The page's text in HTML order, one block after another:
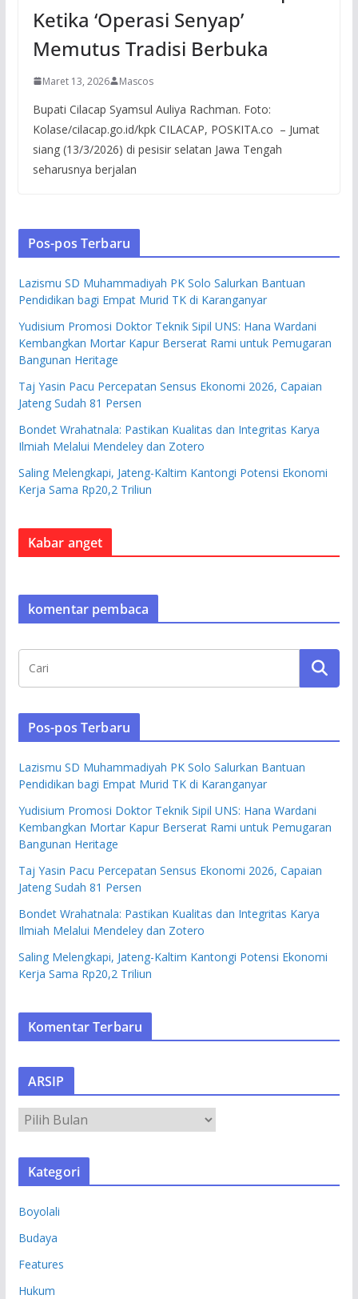
Ketika ‘Operasi Senyap’
Memutus Tradisi Berbuka
Maret 13, 2026 Mascos
Bupati Cilacap Syamsul Auliya Rachman. Foto:
Kolase/cilacap.go.id/kpk CILACAP, POSKITA.co – Jumat
siang (13/3/2026) di pesisir selatan Jawa Tengah
seharusnya berjalan
Pos-pos Terbaru
Lazismu SD Muhammadiyah PK Solo Salurkan Bantuan
Pendidikan bagi Empat Murid TK di Karanganyar
Yudisium Promosi Doktor Teknik Sipil UNS: Hana Wardani
Kembangkan Mortar Kapur Berserat Rami untuk Pemugaran
Bangunan Heritage
Taj Yasin Pacu Percepatan Sensus Ekonomi 2026, Capaian
Jateng Sudah 81 Persen
Bondet Wrahatnala: Pastikan Kualitas dan Integritas Karya
Ilmiah Melalui Mendeley dan Zotero
Saling Melengkapi, Jateng-Kaltim Kantongi Potensi Ekonomi
Kerja Sama Rp20,2 Triliun
Kabar anget
komentar pembaca
Pos-pos Terbaru
Lazismu SD Muhammadiyah PK Solo Salurkan Bantuan
Pendidikan bagi Empat Murid TK di Karanganyar
Yudisium Promosi Doktor Teknik Sipil UNS: Hana Wardani
Kembangkan Mortar Kapur Berserat Rami untuk Pemugaran
Bangunan Heritage
Taj Yasin Pacu Percepatan Sensus Ekonomi 2026, Capaian
Jateng Sudah 81 Persen
Bondet Wrahatnala: Pastikan Kualitas dan Integritas Karya
Ilmiah Melalui Mendeley dan Zotero
Saling Melengkapi, Jateng-Kaltim Kantongi Potensi Ekonomi
Kerja Sama Rp20,2 Triliun
Komentar Terbaru
ARSIP
R
S
Kategori
Boyolali
Budaya
Features
Hukum